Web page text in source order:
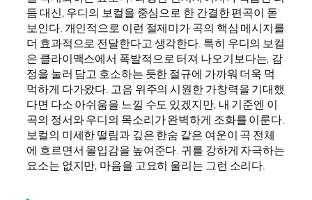
듬 대신, 우디의 보컬을 중심으로 한 간결한 편곡이 돋
보인다. 개인적으로 이런 절제미가 곡의 핵심 메시지를
더 효과적으로 전달한다고 생각한다. 특히 우디의 보컬
은 클라이맥스에서 폭발적으로 터져 나오기보다는, 감
정을 눌러 담고 호소하는 듯한 절규에 가까워 더욱 먹
먹하게 다가왔다. 고음 위주의 시원한 가창력을 기대했
다면 다소 아쉬움을 느낄 수도 있겠지만, 내 기준엔 이
곡의 정서와 우디의 목소리가 완벽하게 조화를 이룬다.
보컬의 미세한 떨림과 깊은 한숨 같은 여운이 곡 전체
에 흐르면서 몰입감을 높여준다. 귀를 강하게 자극하는
요소는 없지만, 마음을 고요히 울리는 그런 소리다.